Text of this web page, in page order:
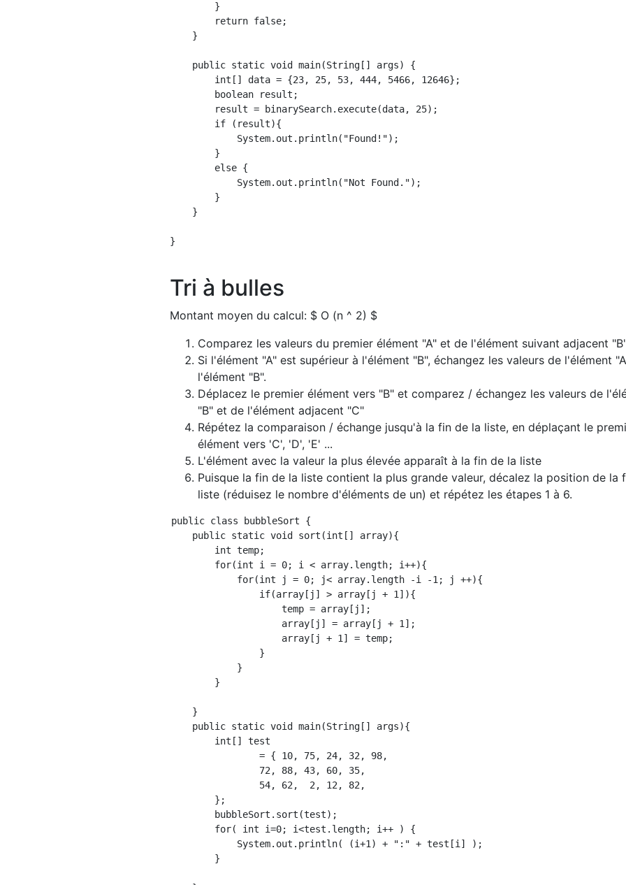
        }
        return false;
    }
    public static void main(String[] args) {
        int[] data = {23, 25, 53, 444, 5466, 12646};
        boolean result;
        result = binarySearch.execute(data, 25);
        if (result){
            System.out.println("Found!");
        }
        else {
            System.out.println("Not Found.");
        }
    }
}
Tri à bulles
Montant moyen du calcul: $ O (n ^ 2) $
Comparez les valeurs du premier élément "A" et de l'élément suivant adjacent
Si l'élément "A" est supérieur à l'élément "B", échangez les valeurs de l'élément
l'élément "B".
Déplacez le premier élément vers "B" et comparez / échangez les valeurs de
"B" et de l'élément adjacent "C"
Répétez la comparaison / échange jusqu'à la fin de la liste, en déplaçant le
élément vers 'C', 'D', 'E' ...
L'élément avec la valeur la plus élevée apparaît à la fin de la liste
Puisque la fin de la liste contient la plus grande valeur, décalez la position de la
liste (réduisez le nombre d'éléments de un) et répétez les étapes 1 à 6.
public class bubbleSort {
    public static void sort(int[] array){
        int temp;
        for(int i = 0; i < array.length; i++){
            for(int j = 0; j< array.length -i -1; j ++){
                if(array[j] > array[j + 1]){
                    temp = array[j];
                    array[j] = array[j + 1];
                    array[j + 1] = temp;
                }
            }
        }
    }
    public static void main(String[] args){
        int[] test
                = { 10, 75, 24, 32, 98,
                72, 88, 43, 60, 35,
                54, 62,  2, 12, 82,
        };
        bubbleSort.sort(test);
        for( int i=0; i<test.length; i++ ) {
            System.out.println( (i+1) + ":" + test[i] );
        }